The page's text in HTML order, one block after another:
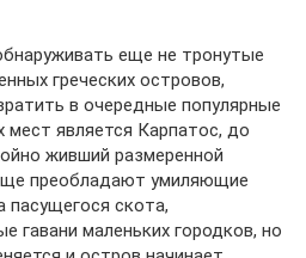
еще не тронутые
греческих островов,
в очередные популярные
мест является Карпатос, до
живший размеренной
преобладают умиляющие
пасущегося скота,
гавани маленьких городков, но